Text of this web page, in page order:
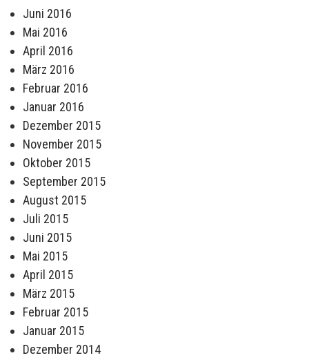
Juni 2016
Mai 2016
April 2016
März 2016
Februar 2016
Januar 2016
Dezember 2015
November 2015
Oktober 2015
September 2015
August 2015
Juli 2015
Juni 2015
Mai 2015
April 2015
März 2015
Februar 2015
Januar 2015
Dezember 2014